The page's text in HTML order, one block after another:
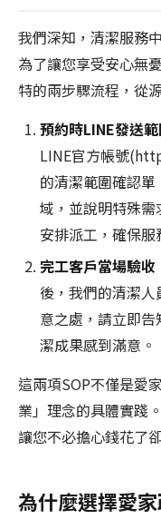
我們深知，清潔服務
為了讓您享受安心無
特的兩步驟流程，從
預約時LINE發送範
LINE官方帳號
的清潔範圍確認
域，並說明特殊
安排派工，確保服
完工客戶當場驗收
後，我們的清潔
意之處，請立即
潔成果感到滿意。
這兩項SOP不僅是愛
業」理念的具體實踐
讓您不必擔心錢花了
為什麼選擇愛